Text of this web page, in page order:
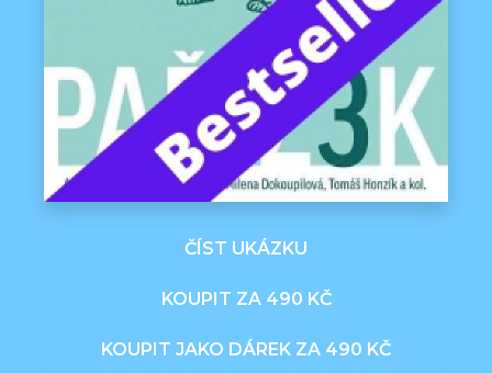
ČÍST UKÁZKU
KOUPIT ZA 490 KČ
KOUPIT JAKO DÁREK ZA 490 KČ